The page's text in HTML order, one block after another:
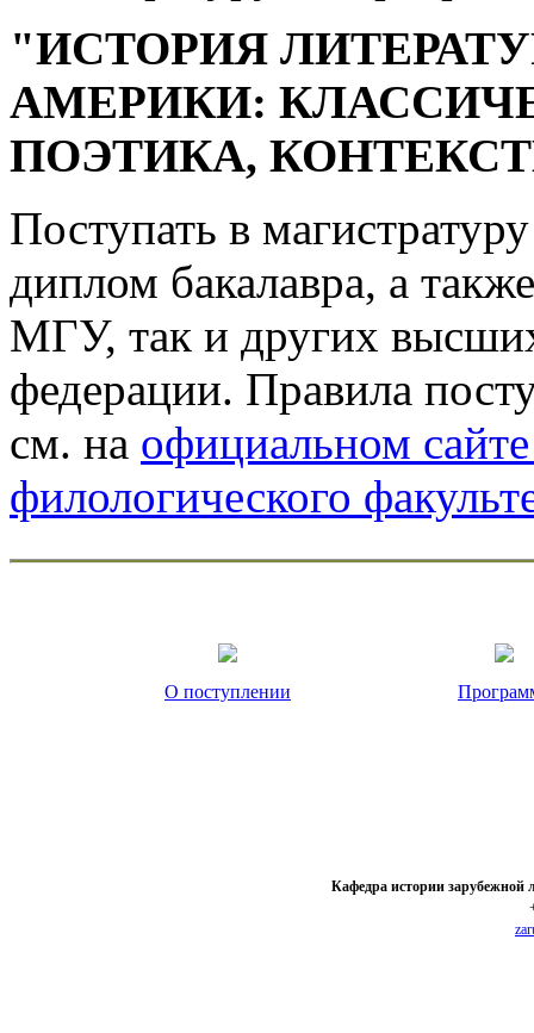
"ИСТОРИЯ
АМЕРИКИ:
ПОЭТИКА,
Поступать в
диплом бакалавра, а
МГУ, так и других
федерации. Правила
см. на официальном
филологического
О поступлении
Кафедра истории зарубежной